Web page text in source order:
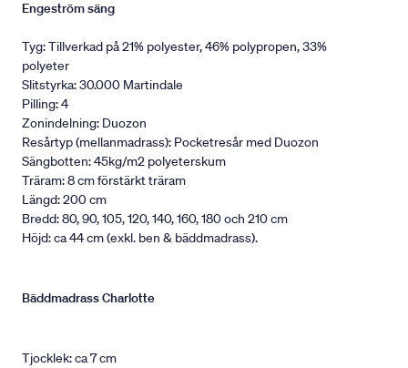
Engeström säng
Tyg: Tillverkad på 21% polyester, 46% polypropen, 33%
polyeter
Slitstyrka: 30.000 Martindale
Pilling: 4
Zonindelning: Duozon
Resårtyp (mellanmadrass): Pocketresår med Duozon
Sängbotten: 45kg/m2 polyeterskum
Träram: 8 cm förstärkt träram
Längd: 200 cm
Bredd: 80, 90, 105, 120, 140, 160, 180 och 210 cm
Höjd: ca 44 cm (exkl. ben & bäddmadrass).
Bäddmadrass Charlotte
Tjocklek: ca 7 cm